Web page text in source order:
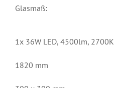
Glasmaß:
1x 36W LED, 4500lm, 2700K
1820 mm